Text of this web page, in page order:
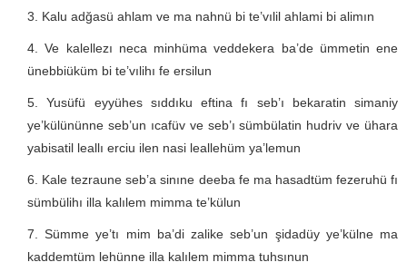
Kalu adğasü ahlam ve ma nahnü bi te’vılil ahlami bi alimın
Ve kalellezı neca minhüma veddekera ba’de ümmetin ene
ünebbiüküm bi te’vılihı fe ersilun
Yusüfü eyyühes sıddıku eftina fı seb’ı bekaratin simaniy
ye’külününne seb’un ıcafüv ve seb’ı sümbülatin hudriv ve ühara
yabisatil leallı erciu ilen nasi leallehüm ya’lemun
Kale tezraune seb’a sinıne deeba fe ma hasadtüm fezeruhü fı
sümbülihı illa kalılem mimma te’külun
Sümme ye’tı mim ba’di zalike seb’un şidadüy ye’külne ma
kaddemtüm lehünne illa kalılem mimma tuhsınun